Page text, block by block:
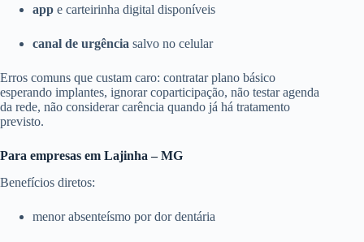
app e carteirinha digital disponíveis
canal de urgência salvo no celular
Erros comuns que custam caro: contratar plano básico
esperando implantes, ignorar coparticipação, não testar agenda
da rede, não considerar carência quando já há tratamento
previsto.
Para empresas em Lajinha – MG
Benefícios diretos:
menor absenteísmo por dor dentária